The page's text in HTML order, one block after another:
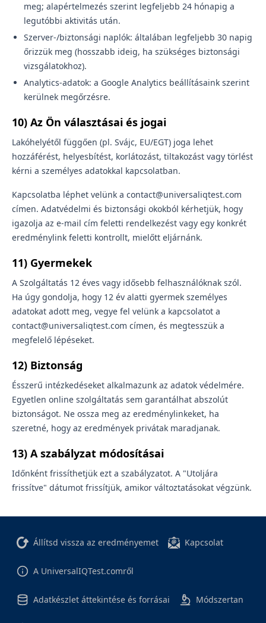
meg; alapértelmezés szerint legfeljebb 24 hónapig a
legutóbbi aktivitás után.
Szerver-/biztonsági naplók: általában legfeljebb 30 napig
őrizzük meg (hosszabb ideig, ha szükséges biztonsági
vizsgálatokhoz).
Analytics-adatok: a Google Analytics beállításaink szerint
kerülnek megőrzésre.
10) Az Ön választásai és jogai
Lakóhelyétől függően (pl. Svájc, EU/EGT) joga lehet
hozzáférést, helyesbítést, korlátozást, tiltakozást vagy törlést
kérni a személyes adatokkal kapcsolatban.
Kapcsolatba léphet velünk a contact@universaliqtest.com
címen. Adatvédelmi és biztonsági okokból kérhetjük, hogy
igazolja az e-mail cím feletti rendelkezést vagy egy konkrét
eredménylink feletti kontrollt, mielőtt eljárnánk.
11) Gyermekek
A Szolgáltatás 12 éves vagy idősebb felhasználóknak szól.
Ha úgy gondolja, hogy 12 év alatti gyermek személyes
adatokat adott meg, vegye fel velünk a kapcsolatot a
contact@universaliqtest.com címen, és megtesszük a
megfelelő lépéseket.
12) Biztonság
Ésszerű intézkedéseket alkalmazunk az adatok védelmére.
Egyetlen online szolgáltatás sem garantálhat abszolút
biztonságot. Ne ossza meg az eredménylinkeket, ha
szeretné, hogy az eredmények privátak maradjanak.
13) A szabályzat módosításai
Időnként frissíthetjük ezt a szabályzatot. A "Utoljára
frissítve" dátumot frissítjük, amikor változtatásokat végzünk.
Állítsd vissza az eredményemet Kapcsolat
A UniversalIQTest.comről
Adatkészlet áttekintése és forrásai Módszertan